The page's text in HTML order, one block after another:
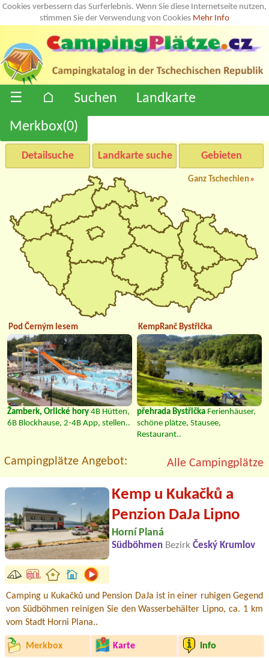
Cookies verbessern das Surferlebnis. Wenn Sie diese Internetseite nutzen,
stimmen Sie der Verwendung von Cookies Mehr Info
☰ ⌂ Suchen
Landkarte
Merkbox(0)
Detailsuche Landkarte suche Gebieten
Ganz Tschechien»
Pod Černým lesem
Žamberk, Orlické hory 4B Hütten,
6B Blockhause, 2-4B App, stellen..
KempRanč Bystřička
přehrada Bystřička Ferienhäuser,
schöne plätze, Stausee,
Restaurant..
Campingplätze Angebot: Alle Campingplätze
Kemp u Kukačků a
Penzion DaJa Lipno
Horní Planá
Südböhmen Bezirk Český Krumlov
Camping u Kukačků und Pension DaJa ist in einer ruhigen Gegend
von Südböhmen reinigen Sie den Wasserbehälter Lipno, ca. 1 km
vom Stadt Horni Plana..
Merkbox Karte Info